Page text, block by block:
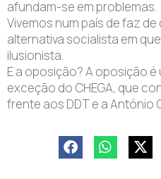
afundam-se em problemas.
Vivemos num país de faz
alternativa socialista em
ilusionista.
E a oposição? A oposição é
exceção do CHEGA, que
frente aos DDT e a António